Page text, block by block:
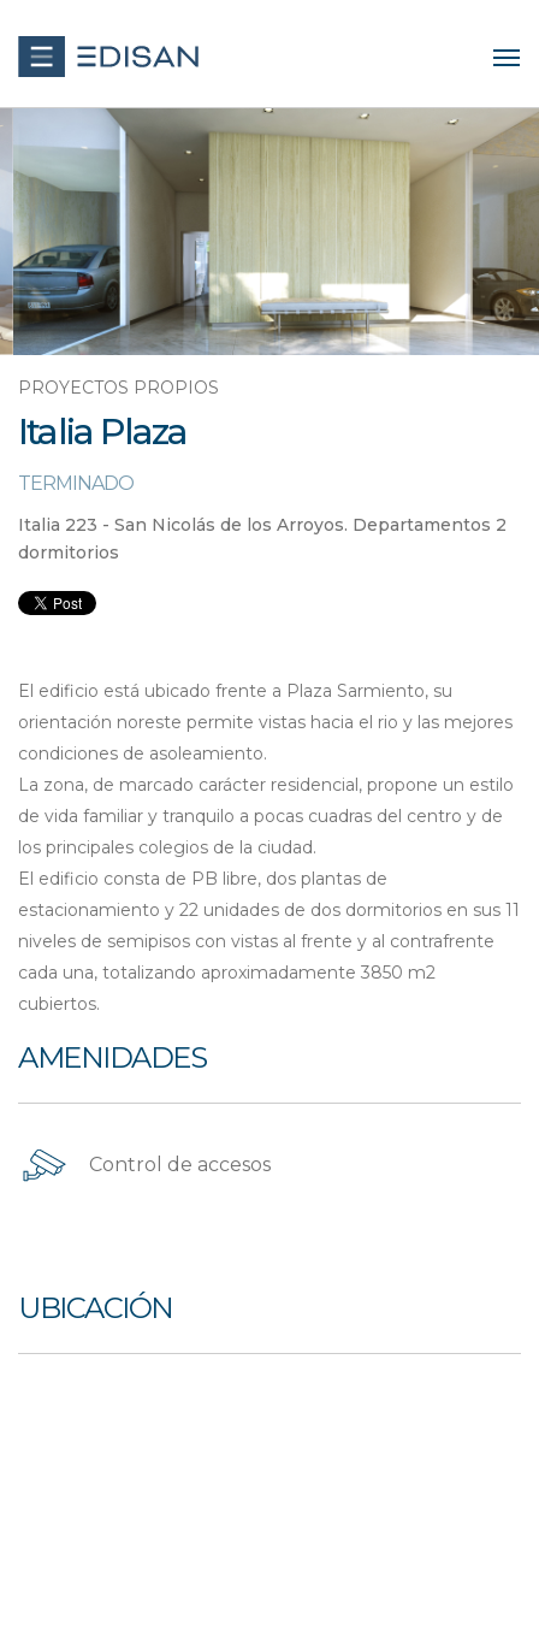
PROYECTOS PROPIOS
Italia Plaza
TERMINADO
Italia 223 - San Nicolás de los Arroyos. Departamentos 2
dormitorios
El edificio está ubicado frente a Plaza Sarmiento, su
orientación noreste permite vistas hacia el rio y las mejores
condiciones de asoleamiento.
La zona, de marcado carácter residencial, propone un estilo
de vida familiar y tranquilo a pocas cuadras del centro y de
los principales colegios de la ciudad.
El edificio consta de PB libre, dos plantas de
estacionamiento y 22 unidades de dos dormitorios en sus 11
niveles de semipisos con vistas al frente y al contrafrente
cada una, totalizando aproximadamente 3850 m2
cubiertos.
AMENIDADES
Control de accesos
UBICACIÓN